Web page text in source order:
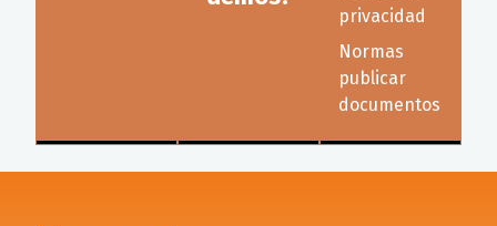
privacidad
Normas
publicar
documentos